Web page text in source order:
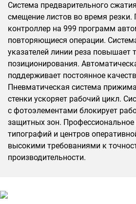
Система предварительного
смещение листов во время
контроллер на 999 программ
повторяющиеся операции.
указателей линии реза повышает
позиционирования.
поддерживает постоянное
Пневматическая система
стенки ускоряет рабочий цикл.
с фотоэлементами блокирует
защитных зон.
типографий и центров
высокими требованиями к
производительности.